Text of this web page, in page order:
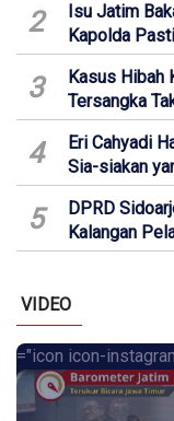
2
Isu Jatim
Kapolda
3
Kasus Hibah
Tersangka
4
Eri Cahyadi
Sia-siakan
5
DPRD
Kalangan
VIDEO
="icon icon-